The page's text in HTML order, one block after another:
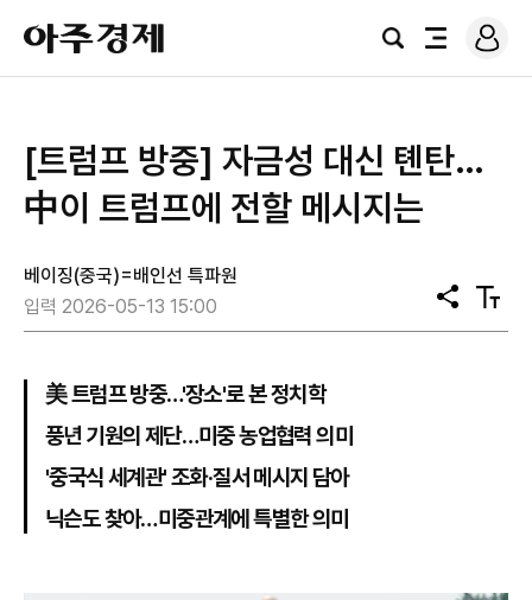
아
주
경
검
전
로
그
[트럼프 방중] 자금성 대신 톈탄…
中이 트럼프에 전할 메시지는
베이징(중국)=배인선 특파원
입력 2026-05-13 15:00
공
유
텍
스
美 트럼프 방중…'장소'로 본 정치학
풍년 기원의 제단…미중 농업협력 의미
'중국식 세계관' 조화·질서 메시지 담아
닉슨도 찾아…미중관계에 특별한 의미